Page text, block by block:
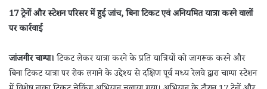
17 ट्रेनों और स्टेशन परिसर में हुई जांच, बिना टिकट एवं अनियमित यात्रा करने वालों
पर कार्रवाई
जांजगीर चाम्पा।टिकट लेकर यात्रा करने के प्रति यात्रियों को जागरूक करने और
बिना टिकट यात्रा पर रोक लगाने के उद्देश्य से दक्षिण पूर्व मध्य रेलवे द्वारा चाम्पा स्टेशन